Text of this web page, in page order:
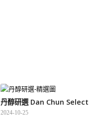
丹醇研選 Dan Chun Select
2024-10-25